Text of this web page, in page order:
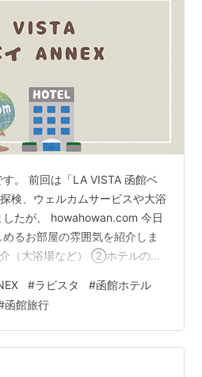
。 前回は「LA VISTA 函館ベ
検、ウェルカムサービスや大浴
たが、 howahowan.com 今日
るお部屋の雰囲気を紹介しま
（大浴場など） ②ホテルのお
で、情報が古かったら申し訳
と「函館ベイ ANNEX」の違
ーでフロアに到着！ 部屋に入
いぞ✨ 扉を開けたらまた
ごい！！😆 ちなみに、 …
#ラビスタ #函館ホテル
函館旅行